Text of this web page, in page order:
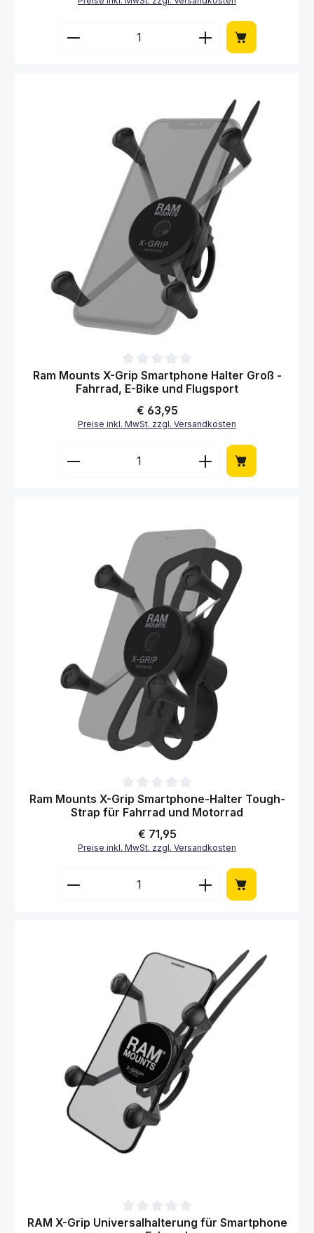
Produkt Anzahl: Gib den gewünschten
Durchschnittliche Bewertung von 0 von 5 Sternen
Ram Mounts X-Grip Smartphone Halter Groß -
Fahrrad, E-Bike und Flugsport
Regulärer Preis:
€ 63,95
Preise inkl. MwSt. zzgl. Versandkosten
Produkt Anzahl: Gib den gewünschten
Durchschnittliche Bewertung von 0 von 5 Sternen
Ram Mounts X-Grip Smartphone-Halter Tough-
Strap für Fahrrad und Motorrad
Regulärer Preis:
€ 71,95
Preise inkl. MwSt. zzgl. Versandkosten
Produkt Anzahl: Gib den gewünschten
Durchschnittliche Bewertung von 0 von 5 Sternen
RAM X-Grip Universalhalterung für Smartphone